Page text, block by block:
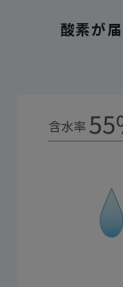
酸素が